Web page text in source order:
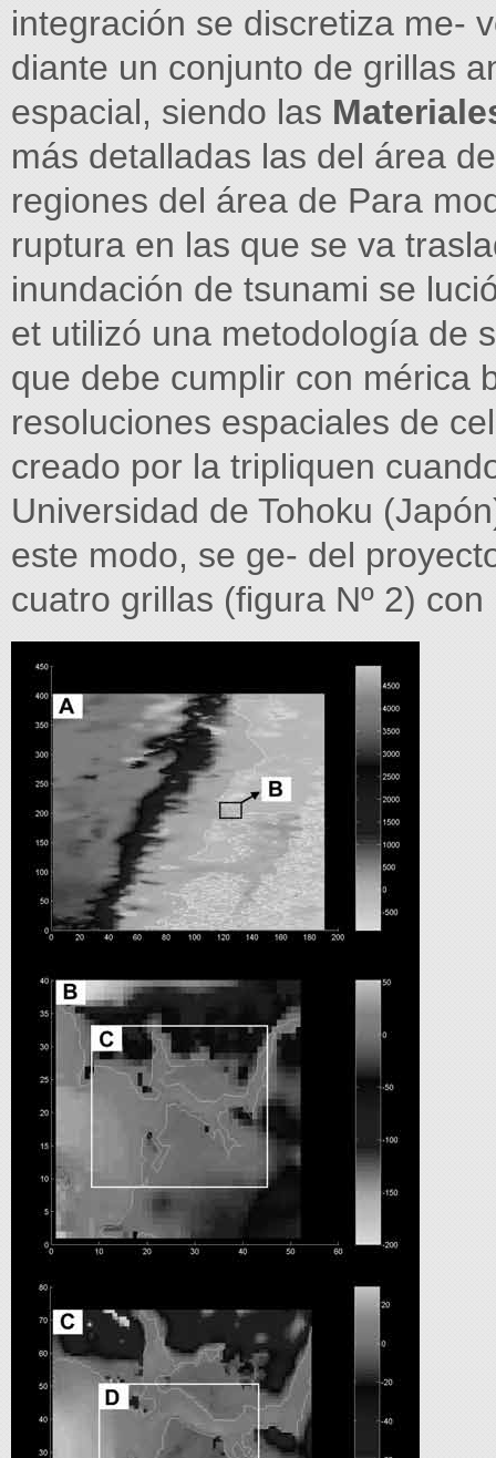
integración se discretiza me-
diante un conjunto de grillas
espacial, siendo las
más detalladas las del área
regiones del área de Para
ruptura en las que se va
inundación de tsunami se
et utilizó una metodología de
que debe cumplir con mérica
resoluciones espaciales de
creado por la tripliquen
Universidad de Tohoku
este modo, se ge- del
cuatro grillas (figura Nº 2) con